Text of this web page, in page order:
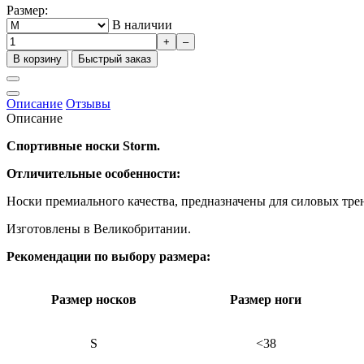
Размер:
В наличии
+
–
В корзину
Быстрый заказ
Описание Отзывы
Описание
Спортивные носки Storm.
Отличительные особенности:
Носки премиального качества, предназначены для силовых
Изготовлены в Великобритании.
Рекомендации по выбору размера:
Размер носков Размер ноги
S <38